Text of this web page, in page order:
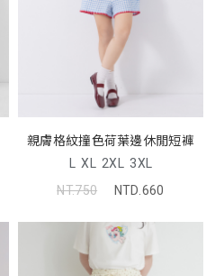
親膚格紋撞色荷葉邊休閒短褲
L XL 2XL 3XL
NT.750
NTD.660